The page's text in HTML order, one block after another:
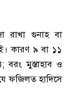
রাখা গুনাহ বা
কারণ ৯ বা ১১
বরং মুস্তাহাব ও
ফজিলত হাদিসে